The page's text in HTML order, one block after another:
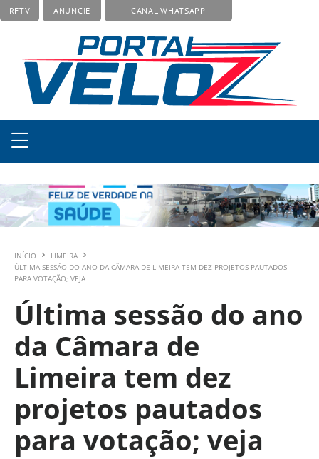
RFTV ANUNCIE CANAL WHATSAPP
INÍCIO
LIMEIRA
ÚLTIMA SESSÃO DO ANO DA CÂMARA DE LIMEIRA TEM DEZ PROJETOS PAUTADOS
PARA VOTAÇÃO; VEJA
Última sessão do ano
da Câmara de
Limeira tem dez
projetos pautados
para votação; veja